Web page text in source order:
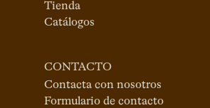
Tienda
Catálogos
CONTACTO
Contacta con nosotros
Formulario de contacto